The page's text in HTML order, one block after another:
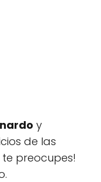
y
de las
te preocupes!